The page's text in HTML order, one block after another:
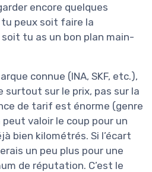
encore quelques
peux soit faire la
tu as un bon plan main-
connue (INA, SKF, etc.),
surtout sur le prix, pas sur la
de tarif est énorme (genre
valoir le coup pour un
bien kilométrés. Si l’écart
un peu plus pour une
de réputation. C’est le